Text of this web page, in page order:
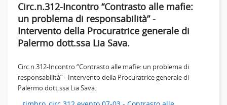
Circ.n.312-Incontro “Contrasto alle mafie:
un problema di responsabilità” -
Intervento della Procuratrice generale di
Palermo dott.ssa Lia Sava.
Circ.n.312-Incontro “Contrasto alle mafie: un problema di
responsabilità” - Intervento della Procuratrice generale di
Palermo dott.ssa Lia Sava.